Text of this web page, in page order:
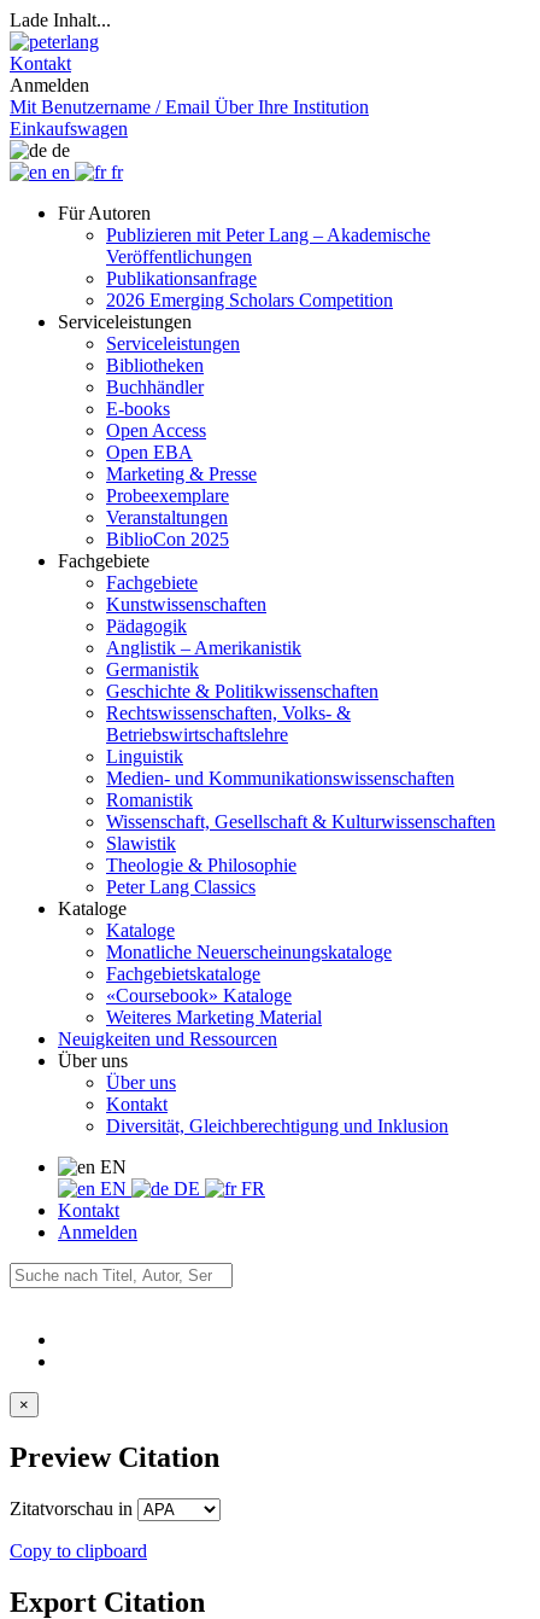
Lade Inhalt...
Kontakt
Anmelden
Mit Benutzername / Email Über Ihre Institution
Einkaufswagen
de
en
fr
Für Autoren
Publizieren mit Peter Lang – Akademische
Veröffentlichungen
Publikationsanfrage
2026 Emerging Scholars Competition
Serviceleistungen
Serviceleistungen
Bibliotheken
Buchhändler
E-books
Open Access
Open EBA
Marketing & Presse
Probeexemplare
Veranstaltungen
BiblioCon 2025
Fachgebiete
Fachgebiete
Kunstwissenschaften
Pädagogik
Anglistik – Amerikanistik
Germanistik
Geschichte & Politikwissenschaften
Rechtswissenschaften, Volks- &
Betriebswirtschaftslehre
Linguistik
Medien- und Kommunikationswissenschaften
Romanistik
Wissenschaft, Gesellschaft & Kulturwissenschaften
Slawistik
Theologie & Philosophie
Peter Lang Classics
Kataloge
Kataloge
Monatliche Neuerscheinungskataloge
Fachgebietskataloge
«Coursebook» Kataloge
Weiteres Marketing Material
Neuigkeiten und Ressourcen
Über uns
Über uns
Kontakt
Diversität, Gleichberechtigung und Inklusion
EN
EN
DE
FR
Kontakt
Anmelden
×
Preview Citation
Zitatvorschau in
Copy to clipboard
Export Citation